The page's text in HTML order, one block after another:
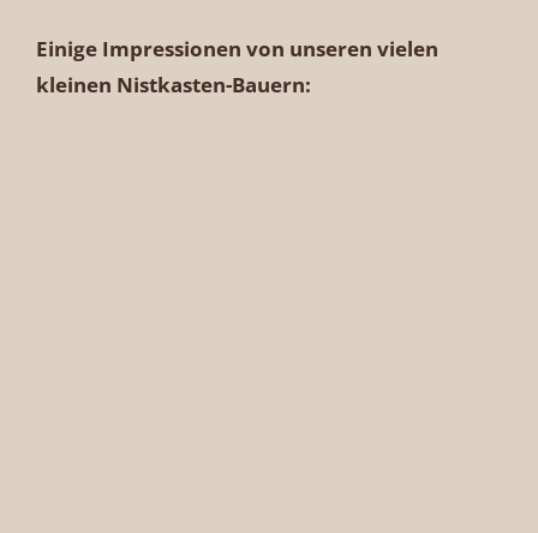
Einige Impressionen von unseren vielen
kleinen Nistkasten-Bauern: